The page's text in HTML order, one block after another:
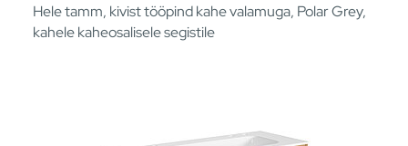
Hele tamm, kivist tööpind kahe valamuga, Polar Grey,
kahele kaheosalisele segistile